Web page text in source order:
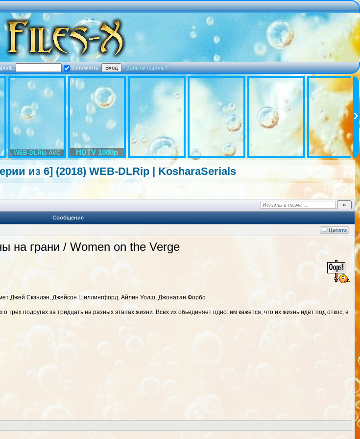
Запомнить ·Забыли пароль?
WEB-DLRip-AVC HDTV 1080p
из 6] (2018) WEB-DLRip | KosharaSerials
Сообщение
на грани / Women on the Verge
Джей Скэнлэн, Джейсон Шиллингфорд, Айлин Уолш, Джонатан Форбс
трех подругах за тридцать на разных этапах жизни. Всех их обьединяет одно: им кажется, что их жизнь идёт под откос, в